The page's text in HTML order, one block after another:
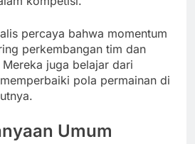
percaya bahwa momentum
perkembangan tim dan
juga belajar dari
pola permainan di
Umum